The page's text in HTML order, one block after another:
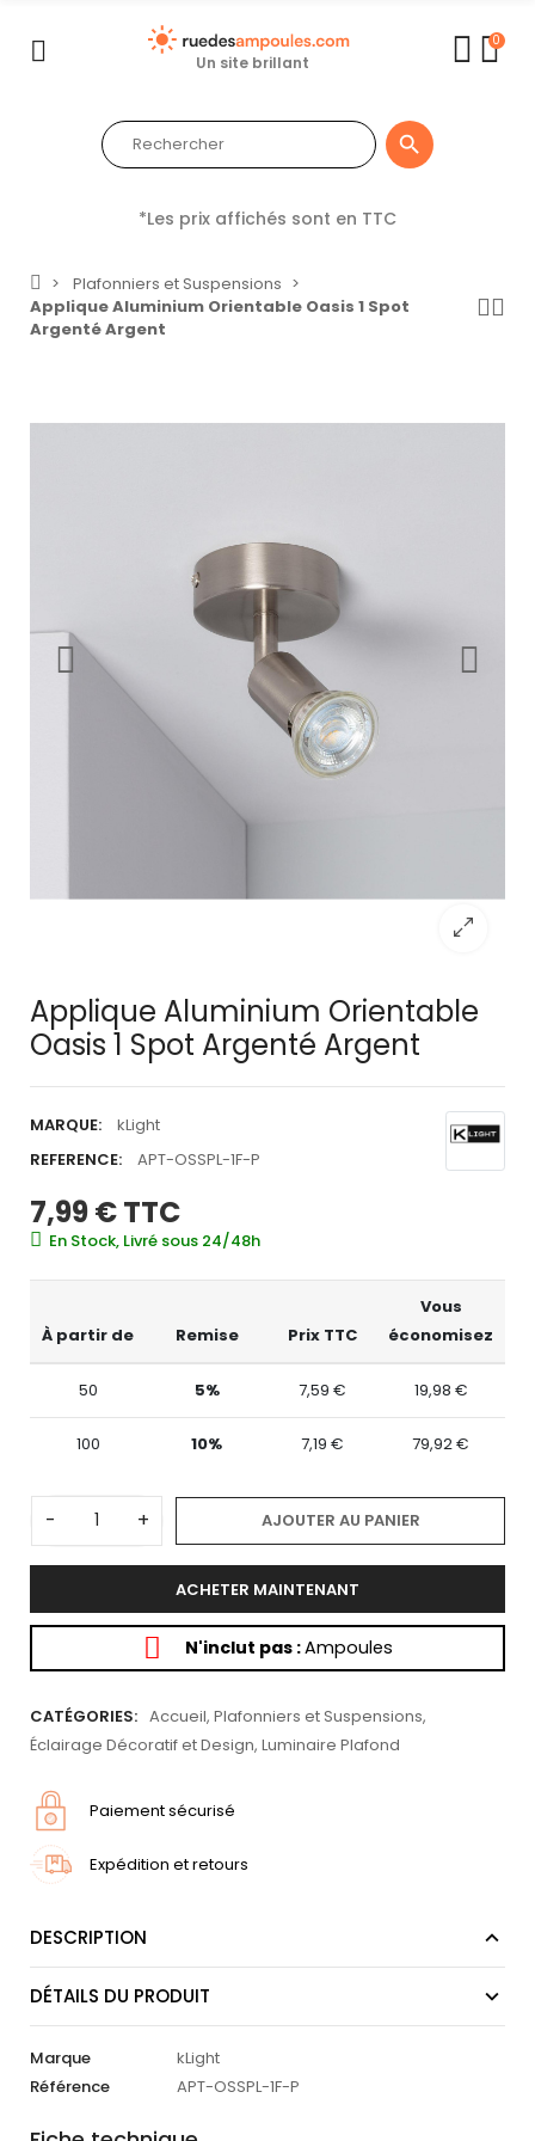
Un site brillant
0

*Les prix affichés sont en TTC
Plafonniers et Suspensions
Applique Aluminium Orientable Oasis 1 Spot
Argenté Argent
Applique Aluminium Orientable
Oasis 1 Spot Argenté Argent
MARQUE:
kLight
REFERENCE:
APT-OSSPL-1F-P
7,99 €TTC
En Stock, Livré sous 24/48h
À partir de Remise Prix TTC
Vous
économisez
50 5% 7,59 € 19,98 €
100 10% 7,19 € 79,92 €
- + AJOUTER AU PANIER
ACHETER MAINTENANT
N'inclut pas :Ampoules
CATÉGORIES: Accueil, Plafonniers et Suspensions,
Éclairage Décoratif et Design, Luminaire Plafond
Paiement sécurisé
Expédition et retours
DESCRIPTION
DÉTAILS DU PRODUIT
Marque
kLight
Référence
APT-OSSPL-1F-P